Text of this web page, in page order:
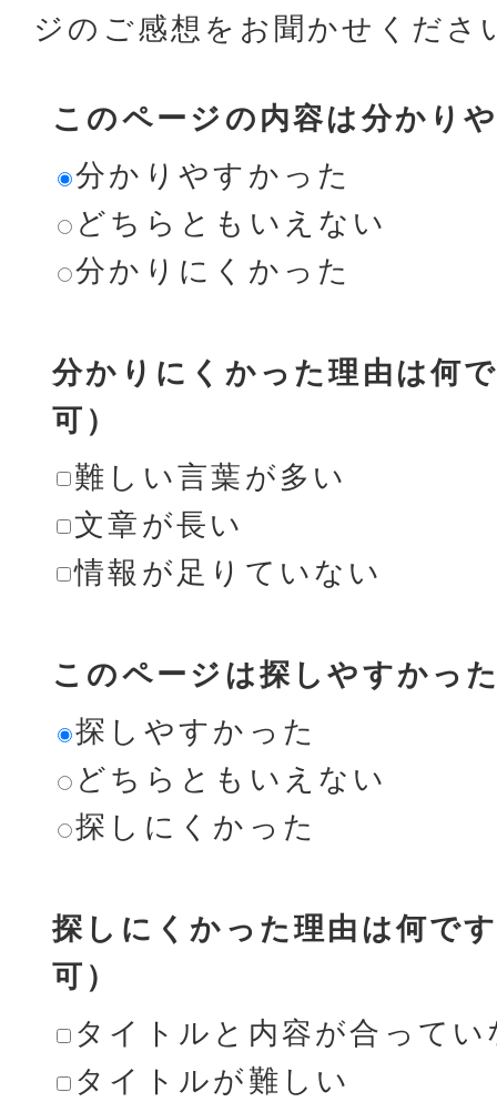
ジのご感想をお聞かせくださ
このページの内容は分かり
分かりやすかった
どちらともいえない
分かりにくかった
分かりにくかった理由は何
可）
難しい言葉が多い
文章が長い
情報が足りていない
このページは探しやすかっ
探しやすかった
どちらともいえない
探しにくかった
探しにくかった理由は何で
可）
タイトルと内容が合ってい
タイトルが難しい